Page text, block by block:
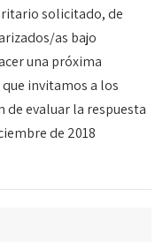
solicitado, de
as bajo
una próxima
que invitamos a los
evaluar la respuesta
de 2018